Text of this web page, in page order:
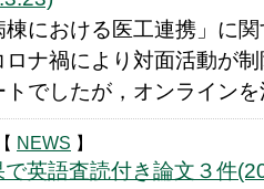
棟における医工連携」に
ロナ禍により対面活動が
トでしたが，オンライン
【 NEWS 】
で英語査読付き論文３件